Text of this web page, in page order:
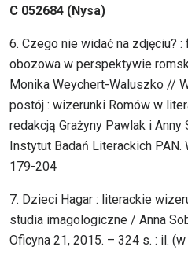
C 052684 (Nysa)
6. Czego nie widać na zdjęciu?
obozowa w perspektywie
Monika Weychert-Waluszko //
postój : wizerunki Romów w
redakcją Grażyny Pawlak i
Instytut Badań Literackich PAN.
179-204
7. Dzieci Hagar : literackie
studia imagologiczne / Anna
Oficyna 21, 2015. – 324 s. : il.